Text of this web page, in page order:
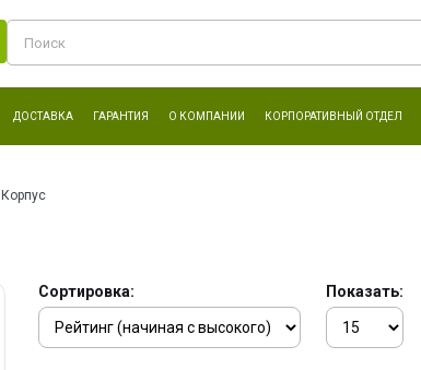
ДОСТАВКА ГАРАНТИЯ О КОМПАНИИ КОРПОРАТИВНЫЙ ОТДЕЛ
Корпус
Сортировка: Показать: